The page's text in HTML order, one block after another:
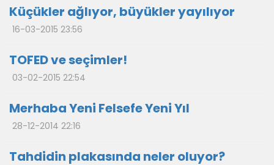
Küçükler ağlıyor, büyükler yayılıyor
16-03-2015 23:56
TOFED ve seçimler!
03-02-2015 22:54
Merhaba Yeni Felsefe Yeni Yıl
28-12-2014 22:16
Tahdidin plakasında neler oluyor?